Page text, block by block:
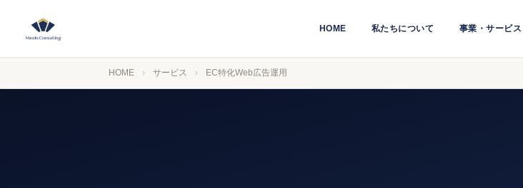
HOME 私たちについて 事業・サービス
HOME › サービス › EC特化Web広告運用